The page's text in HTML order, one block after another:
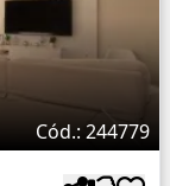
Cód.: 244779